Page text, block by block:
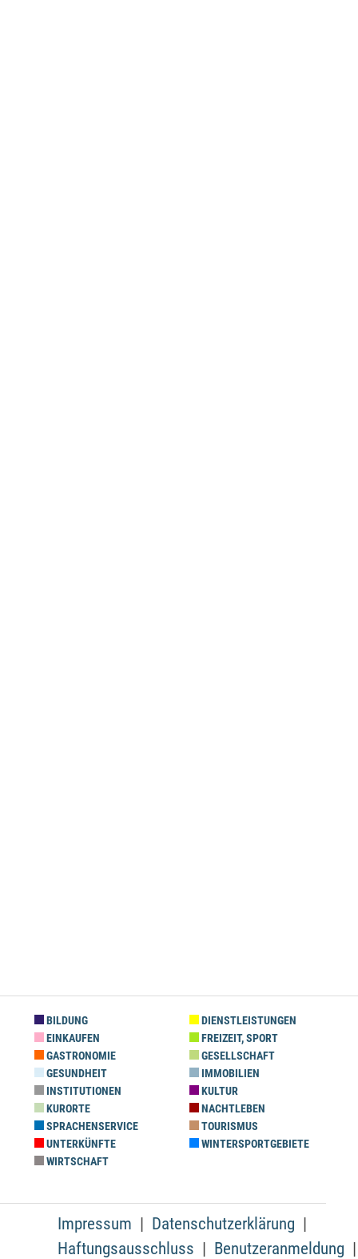
BILDUNG
DIENSTLEISTUNGEN
EINKAUFEN
FREIZEIT, SPORT
GASTRONOMIE
GESELLSCHAFT
GESUNDHEIT
IMMOBILIEN
INSTITUTIONEN
KULTUR
KURORTE
NACHTLEBEN
SPRACHENSERVICE
TOURISMUS
UNTERKÜNFTE
WINTERSPORTGEBIETE
WIRTSCHAFT
Impressum
Datenschutzerklärung
Haftungsausschluss
Benutzeranmeldung